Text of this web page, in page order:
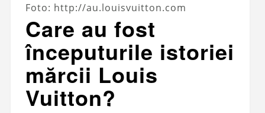
Foto: http://au.louisvuitton.com
Care au fost
începuturile istoriei
mărcii Louis
Vuitton?